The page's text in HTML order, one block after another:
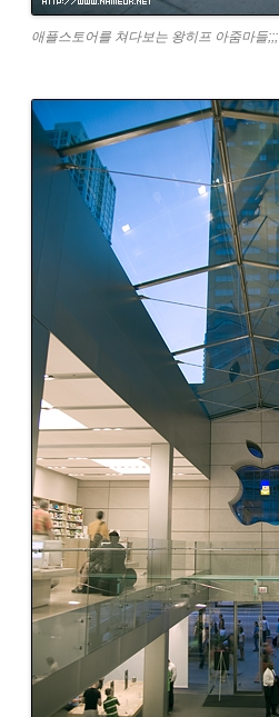
애플스토어를 쳐다보는 왕히프 아줌마들;;;